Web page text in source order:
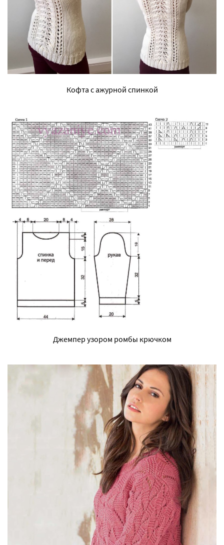
Кофта с ажурной спинкой
Джемпер узором ромбы крючком